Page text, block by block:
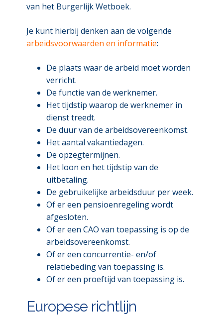
van het Burgerlijk Wetboek.
Je kunt hierbij denken aan de volgende
arbeidsvoorwaarden en informatie:
De plaats waar de arbeid moet worden
verricht.
De functie van de werknemer.
Het tijdstip waarop de werknemer in
dienst treedt.
De duur van de arbeidsovereenkomst.
Het aantal vakantiedagen.
De opzegtermijnen.
Het loon en het tijdstip van de
uitbetaling.
De gebruikelijke arbeidsduur per week.
Of er een pensioenregeling wordt
afgesloten.
Of er een CAO van toepassing is op de
arbeidsovereenkomst.
Of er een concurrentie- en/of
relatiebeding van toepassing is.
Of er een proeftijd van toepassing is.
Europese richtlijn